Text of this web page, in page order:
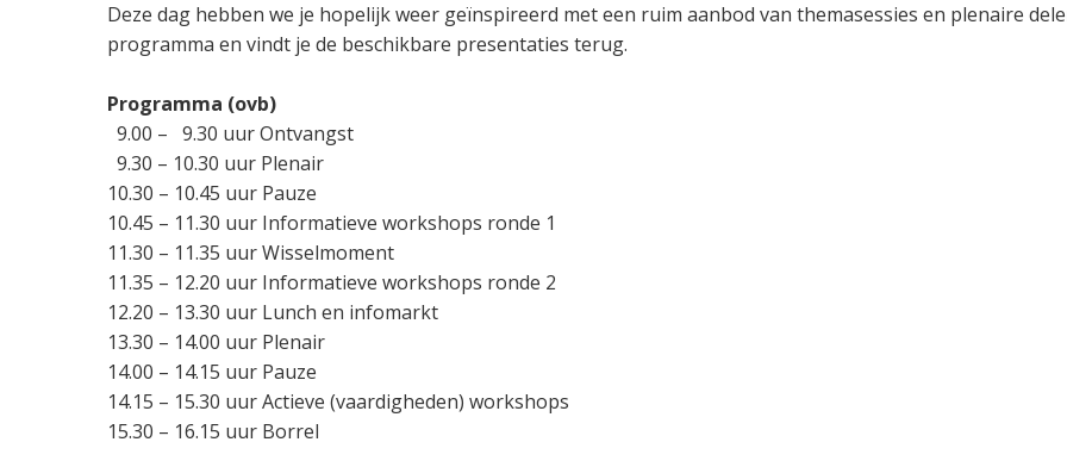
Deze dag hebben we je hopelijk weer geïnspireerd met een ruim aanbod van themasessies en plenaire
programma en vindt je de beschikbare presentaties terug.
Programma (ovb)
9.00 – 9.30 uur Ontvangst
9.30 – 10.30 uur Plenair
10.30 – 10.45 uur Pauze
10.45 – 11.30 uur Informatieve workshops ronde 1
11.30 – 11.35 uur Wisselmoment
11.35 – 12.20 uur Informatieve workshops ronde 2
12.20 – 13.30 uur Lunch en infomarkt
13.30 – 14.00 uur Plenair
14.00 – 14.15 uur Pauze
14.15 – 15.30 uur Actieve (vaardigheden) workshops
15.30 – 16.15 uur Borrel